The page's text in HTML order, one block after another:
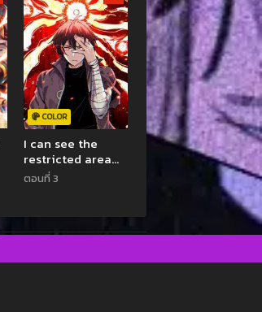
COLOR
I can see the
restricted area
rules – ฉันคือผู้เห็น
ตอนที่ 3